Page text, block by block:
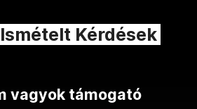
Kérdések
vagyok támogató